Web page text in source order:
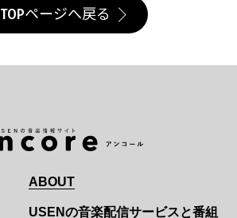
TOPページへ戻る
ABOUT
USENの音楽配信サービスと番組